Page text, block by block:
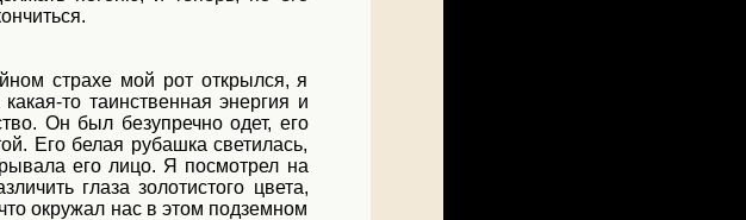
страхе мой рот открылся, я
то таинственная энергия и
Он был безупречно одет, его
Его белая рубашка светилась,
его лицо. Я посмотрел на
глаза золотистого цвета,
окружал нас в этом подземном